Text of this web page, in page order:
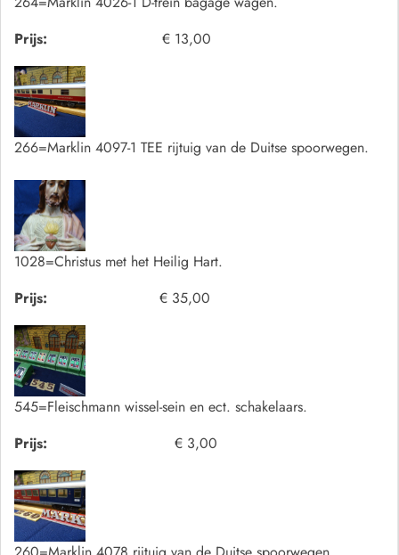
Prijs:
€ 13,00
266=Marklin 4097-1 TEE rijtuig van de Duitse spoorwegen.
1028=Christus met het Heilig Hart.
Prijs:
€ 35,00
545=Fleischmann wissel-sein en ect. schakelaars.
Prijs:
€ 3,00